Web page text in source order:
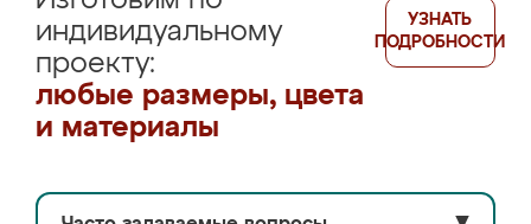
индивидуальному
проекту:
любые размеры, цвета
и материалы
УЗНАТЬ
ПОДРОБНОСТИ